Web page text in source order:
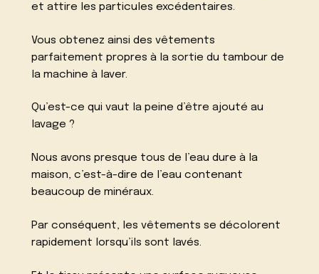
et attire les particules excédentaires.
Vous obtenez ainsi des vêtements
parfaitement propres à la sortie du tambour de
la machine à laver.
Qu’est-ce qui vaut la peine d’être ajouté au
lavage ?
Nous avons presque tous de l’eau dure à la
maison, c’est-à-dire de l’eau contenant
beaucoup de minéraux.
Par conséquent, les vêtements se décolorent
rapidement lorsqu’ils sont lavés.